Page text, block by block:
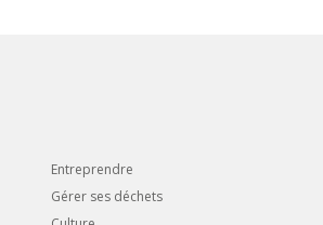
Entreprendre
Gérer ses déchets